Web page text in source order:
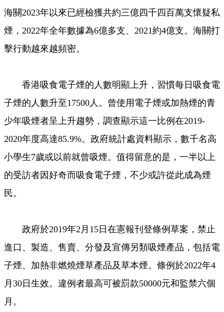
海關2023年以來已經檢獲共約三億四千四百萬支懷疑私
煙，2022年全年數據為6億多支、2021約4億支。海關打
擊行動越來越頻密。
香港吸食電子煙的人數明顯上升，習慣每日吸食電
子煙的人數升至17500人。曾使用電子煙或加熱煙的青
少年吸煙者呈上升趨勢，調查顯示這一比例在2019-
2020年度高達85.9%。政府統計處資料顯示，數千名高
小學生7歲或以前就曾吸煙。值得留意的是，一半以上
的受訪者因好奇而吸食電子煙，不少或許從此成為煙
民。
政府於2019年2月15日在憲報刊登條例草案，禁止
進口、製造、售賣、分發及宣傳另類吸煙產品，包括電
子煙、加熱非燃燒煙草產品及草本煙。條例於2022年4
月30日生效。違例者最高可被罰款50000元和監禁六個
月。